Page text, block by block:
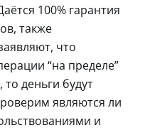
100% гарантия
также
что
“на пределе”
деньги будут
являются ли
и